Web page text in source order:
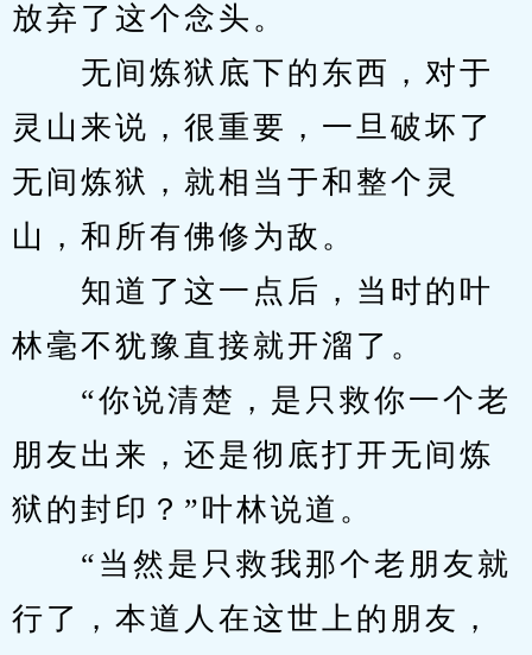
放弃了这个念头。
无间炼狱底下的东西，对于
灵山来说，很重要，一旦破坏了
无间炼狱，就相当于和整个灵
山，和所有佛修为敌。
知道了这一点后，当时的叶
林毫不犹豫直接就开溜了。
“你说清楚，是只救你一个老
朋友出来，还是彻底打开无间炼
狱的封印？”叶林说道。
“当然是只救我那个老朋友就
行了，本道人在这世上的朋友，